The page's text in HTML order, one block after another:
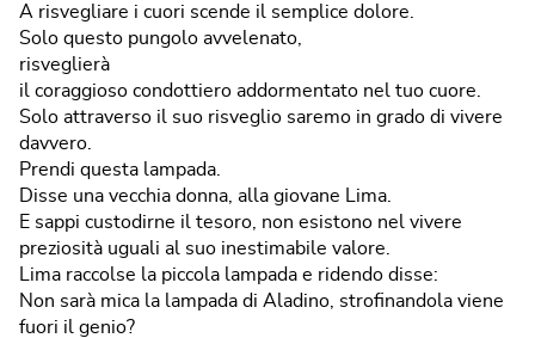
A risvegliare i cuori scende il semplice dolore.
Solo questo pungolo avvelenato,
risveglierà
il coraggioso condottiero addormentato nel tuo cuore.
Solo attraverso il suo risveglio saremo in grado di vivere
davvero.
Prendi questa lampada.
Disse una vecchia donna, alla giovane Lima.
E sappi custodirne il tesoro, non esistono nel vivere
preziosità uguali al suo inestimabile valore.
Lima raccolse la piccola lampada e ridendo disse:
Non sarà mica la lampada di Aladino, strofinandola viene
fuori il genio?